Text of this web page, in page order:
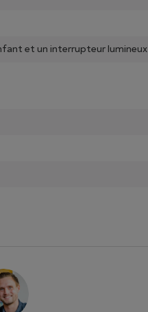
et un interrupteur lumineux